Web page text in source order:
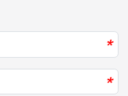
*
*